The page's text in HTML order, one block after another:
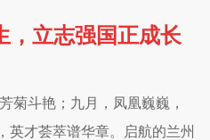
，立志强国正成长
菊斗艳；九月，凤凰巍巍，
英才荟萃谱华章。启航的兰州